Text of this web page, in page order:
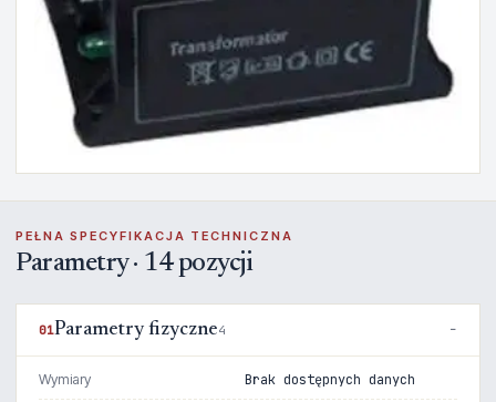
PEŁNA SPECYFIKACJA TECHNICZNA
Parametry · 14 pozycji
01Parametry fizyczne4
Wymiary Brak dostępnych danych